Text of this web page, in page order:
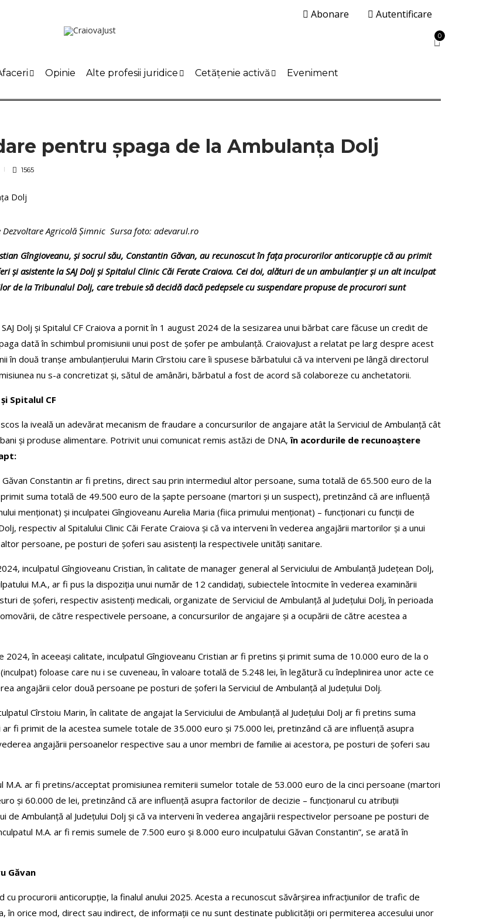
Abonare Autentificare
0
Opinie Alte profesii juridice Cetățenie activă Eveniment
pentru șpaga de la Ambulanța Dolj
1565
Agricolă Șimnic Sursa foto: adevarul.ro
Gîngioveanu, și socrul său, Constantin Găvan, au recunoscut în fața procurorilor anticorupție că au primit
și asistente la SAJ Dolj și Spitalul Clinic Căi Ferate Craiova. Cei doi, alături de un ambulanțier și un alt inculpat
de la Tribunalul Dolj, care trebuie să decidă dacă pedepsele cu suspendare propuse de procurori sunt
Dolj și Spitalul CF Craiova a pornit în 1 august 2024 de la sesizarea unui bărbat care făcuse un credit de
dată în schimbul promisiunii unui post de șofer pe ambulanță. CraiovaJust a relatat pe larg despre acest
în două tranșe ambulanțierului Marin Cîrstoiu care îi spusese bărbatului că va interveni pe lângă directorul
nu s-a concretizat și, sătul de amânări, bărbatul a fost de acord să colaboreze cu anchetatorii.
Spitalul CF
la iveală un adevărat mecanism de fraudare a concursurilor de angajare atât la Serviciul de Ambulanță cât
bani și produse alimentare. Potrivit unui comunicat remis astăzi de DNA,în acordurile de recunoaștere
Constantin ar fi pretins, direct sau prin intermediul altor persoane, suma totală de 65.500 euro de la
suma totală de 49.500 euro de la șapte persoane (martori și un suspect), pretinzând că are influență
menționat) și inculpatei Gîngioveanu Aurelia Maria (fiica primului menționat) – funcționari cu funcții de
respectiv al Spitalului Clinic Căi Ferate Craiova și că va interveni în vederea angajării martorilor și a unui
persoane, pe posturi de șoferi sau asistenți la respectivele unități sanitare.
inculpatul Gîngioveanu Cristian, în calitate de manager general al Serviciului de Ambulanță Județean Dolj,
M.A., ar fi pus la dispoziția unui număr de 12 candidați, subiectele întocmite în vederea examinării
de șoferi, respectiv asistenți medicali, organizate de Serviciul de Ambulanță al Județului Dolj, în perioada
de către respectivele persoane, a concursurilor de angajare și a ocupării de către acestea a
în aceeași calitate, inculpatul Gîngioveanu Cristian ar fi pretins și primit suma de 10.000 euro de la o
foloase care nu i se cuveneau, în valoare totală de 5.248 lei, în legătură cu îndeplinirea unor acte ce
angajării celor două persoane pe posturi de șoferi la Serviciul de Ambulanță al Județului Dolj.
Cîrstoiu Marin, în calitate de angajat la Serviciului de Ambulanță al Județului Dolj ar fi pretins suma
fi primit de la acestea sumele totale de 35.000 euro și 75.000 lei, pretinzând că are influență asupra
angajării persoanelor respective sau a unor membri de familie ai acestora, pe posturi de șoferi sau
M.A. ar fi pretins/acceptat promisiunea remiterii sumelor totale de 53.000 euro de la cinci persoane (martori
și 60.000 de lei, pretinzând că are influență asupra factorilor de decizie – funcționarul cu atribuții
de Ambulanță al Județului Dolj și că va interveni în vederea angajării respectivelor persoane pe posturi de
M.A. ar fi remis sumele de 7.500 euro și 8.000 euro inculpatului Găvan Constantin”, se arată în
Găvan
cu procurorii anticorupție, la finalul anului 2025. Acesta a recunoscut săvârșirea infracțiunilor de trafic de
în orice mod, direct sau indirect, de informații ce nu sunt destinate publicității ori permiterea accesului unor